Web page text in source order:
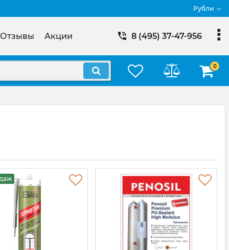
Рубли
Отзывы Акции 8 (495) 37-47-956
0